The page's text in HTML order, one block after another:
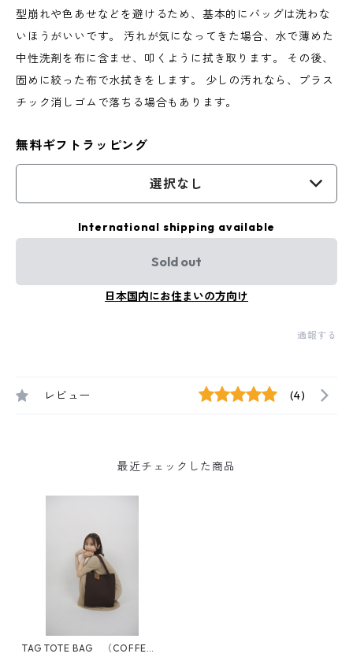
型崩れや色あせなどを避けるため、基本的にバッグは洗わな
いほうがいいです。 汚れが気になってきた場合、水で薄めた
中性洗剤を布に含ませ、叩くように拭き取ります。 その後、
固めに絞った布で水拭きをします。 少しの汚れなら、プラス
チック消しゴムで落ちる場合もあります。
無料ギフトラッピング
選択なし
International shipping available
Sold out
日本国内にお住まいの方向け
通報する
レビュー (4)
最近チェックした商品
TAG TOTE BAG （COFFE